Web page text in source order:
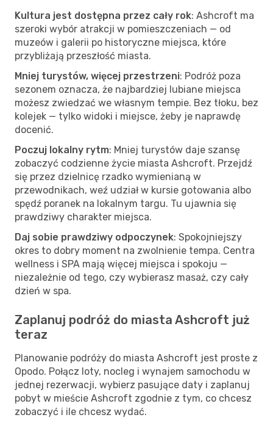
Kultura jest dostępna przez cały rok: Ashcroft ma
szeroki wybór atrakcji w pomieszczeniach — od
muzeów i galerii po historyczne miejsca, które
przybliżają przeszłość miasta.
Mniej turystów, więcej przestrzeni: Podróż poza
sezonem oznacza, że najbardziej lubiane miejsca
możesz zwiedzać we własnym tempie. Bez tłoku, bez
kolejek — tylko widoki i miejsce, żeby je naprawdę
docenić.
Poczuj lokalny rytm: Mniej turystów daje szansę
zobaczyć codzienne życie miasta Ashcroft. Przejdź
się przez dzielnicę rzadko wymienianą w
przewodnikach, weź udział w kursie gotowania albo
spędź poranek na lokalnym targu. Tu ujawnia się
prawdziwy charakter miejsca.
Daj sobie prawdziwy odpoczynek: Spokojniejszy
okres to dobry moment na zwolnienie tempa. Centra
wellness i SPA mają więcej miejsca i spokoju —
niezależnie od tego, czy wybierasz masaż, czy cały
dzień w spa.
Zaplanuj podróż do miasta Ashcroft już
teraz
Planowanie podróży do miasta Ashcroft jest proste z
Opodo. Połącz loty, nocleg i wynajem samochodu w
jednej rezerwacji, wybierz pasujące daty i zaplanuj
pobyt w mieście Ashcroft zgodnie z tym, co chcesz
zobaczyć i ile chcesz wydać.